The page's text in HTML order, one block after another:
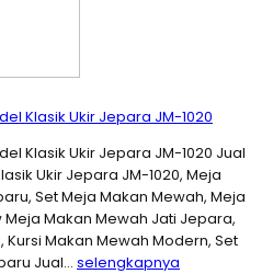
Klasik Ukir Jepara JM-1020
Klasik Ukir Jepara JM-1020 Jual
Ukir Jepara JM-1020, Meja
Set Meja Makan Mewah, Meja
Makan Mewah Jati Jepara,
Kursi Makan Mewah Modern, Set
Jual… selengkapnya